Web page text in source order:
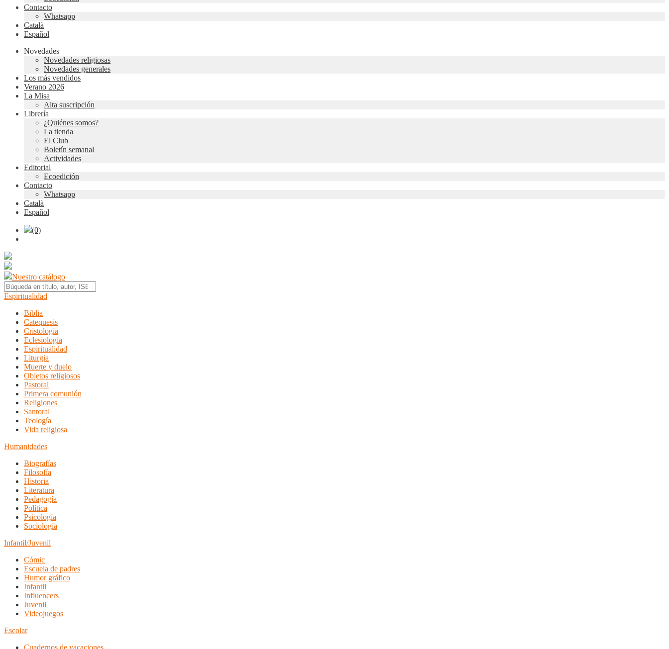
Contacto
Whatsapp
Català
Español
Novedades
Novedades religiosas
Novedades generales
Los más vendidos
Verano 2026
La Misa
Alta suscripción
Librería
¿Quiénes somos?
La tienda
El Club
Boletín semanal
Actividades
Editorial
Ecoedición
Contacto
Whatsapp
Català
Español
(0)
Nuestro catálogo
Espiritualidad
Biblia
Catequesis
Cristología
Eclesiología
Espiritualidad
Liturgia
Muerte y duelo
Objetos religiosos
Pastoral
Primera comunión
Religiones
Santoral
Teología
Vida religiosa
Humanidades
Biografías
Filosofía
Historia
Literatura
Pedagogía
Política
Psicología
Sociología
Infantil/Juvenil
Cómic
Escuela de padres
Humor gráfico
Infantil
Influencers
Juvenil
Videojuegos
Escolar
Cuadernos de vacaciones